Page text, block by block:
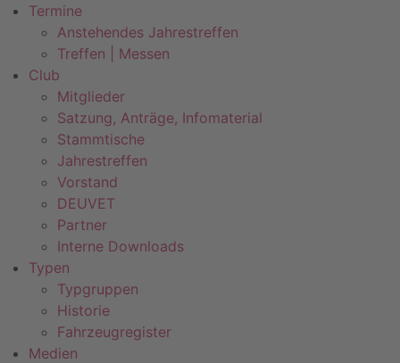
Termine
Anstehendes Jahrestreffen
Treffen | Messen
Club
Mitglieder
Satzung, Anträge, Infomaterial
Stammtische
Jahrestreffen
Vorstand
DEUVET
Partner
Interne Downloads
Typen
Typgruppen
Historie
Fahrzeugregister
Medien